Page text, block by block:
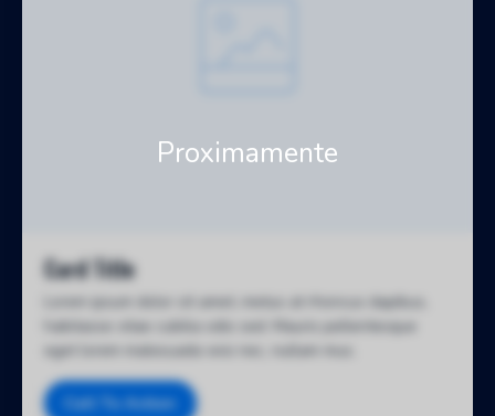
Card Title
Lorem ipsum dolor sit amet, metus at rhoncus dapibus,
habitasse vitae cubilia odio sed. Mauris pellentesque
eget lorem malesuada wisi nec, nullam mus.
Call To Action